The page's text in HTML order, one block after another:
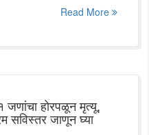
Read More
जणांचा होरपळून मृत्यू,
सविस्तर जाणून घ्या